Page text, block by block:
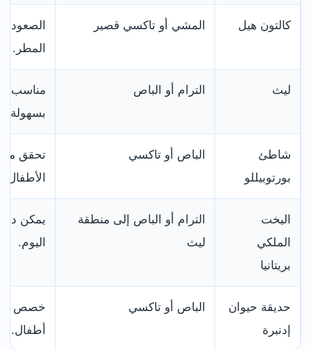
كالتون هيل المشي أو تاكسي قصير
الصعود
المطر.
ليث الترام أو الباص
مناسب
بسهولة
شاطئ
بورتوبيللو
الباص أو تاكسي
تحقق من
الأطفال.
اليخت
الملكي
بريتانيا
الترام أو الباص إلى منطقة
ليث
يمكن
اليوم.
حديقة حيوان
إدنبرة
الباص أو تاكسي
خصص لها
أطفال.